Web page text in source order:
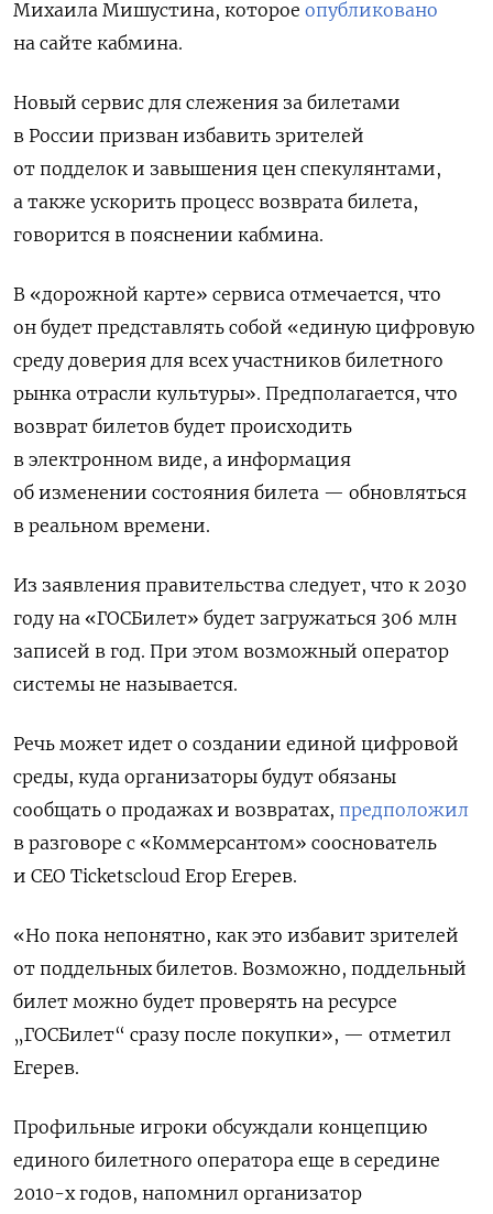
Михаила Мишустина, которое опубликовано
на сайте кабмина.
Новый сервис для слежения за билетами
в России призван избавить зрителей
от подделок и завышения цен спекулянтами,
а также ускорить процесс возврата билета,
говорится в пояснении кабмина.
В «дорожной карте» сервиса отмечается, что
он будет представлять собой «единую цифровую
среду доверия для всех участников билетного
рынка отрасли культуры». Предполагается, что
возврат билетов будет происходить
в электронном виде, а информация
об изменении состояния билета — обновляться
в реальном времени.
Из заявления правительства следует, что к 2030
году на «ГОСБилет» будет загружаться 306 млн
записей в год. При этом возможный оператор
системы не называется.
Речь может идет о создании единой цифровой
среды, куда организаторы будут обязаны
сообщать о продажах и возвратах, предположил
в разговоре с «Коммерсантом» сооснователь
и СЕО Ticketscloud Егор Егерев.
«Но пока непонятно, как это избавит зрителей
от поддельных билетов. Возможно, поддельный
билет можно будет проверять на ресурсе
„ГОСБилет“ сразу после покупки», — отметил
Егерев.
Профильные игроки обсуждали концепцию
единого билетного оператора еще в середине
2010-х годов, напомнил организатор